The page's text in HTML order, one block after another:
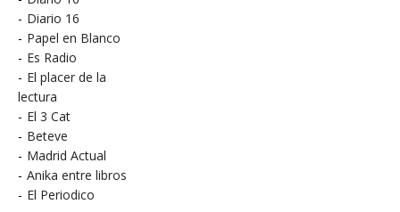
- Diario 16
- Papel en Blanco
- Es Radio
- El placer de la
lectura
- El 3 Cat
- Beteve
- Madrid Actual
- Anika entre libros
- El Periodico